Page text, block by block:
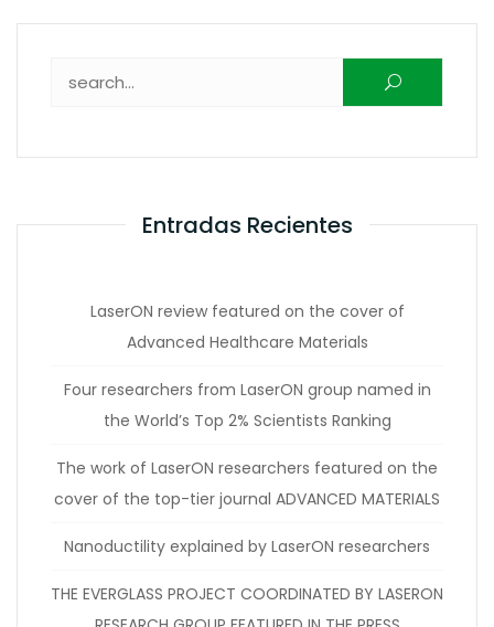
Entradas Recientes
LaserON review featured on the cover of
Advanced Healthcare Materials
Four researchers from LaserON group named in
the World’s Top 2% Scientists Ranking
The work of LaserON researchers featured on the
cover of the top-tier journal ADVANCED MATERIALS
Nanoductility explained by LaserON researchers
THE EVERGLASS PROJECT COORDINATED BY LASERON